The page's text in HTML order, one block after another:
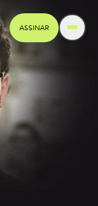
ASSINAR